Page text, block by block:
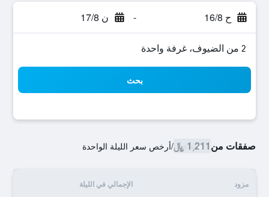
ح 16/8 - ن 17/8
2 من الضيوف، غرفة واحدة
بحث
صفقات من1,211 ﷼ /أرخص سعر الليلة الواحدة
مزود الإجمالي في الليلة